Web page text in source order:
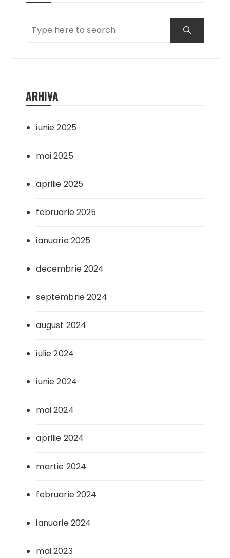
ARHIVA
iunie 2025
mai 2025
aprilie 2025
februarie 2025
ianuarie 2025
decembrie 2024
septembrie 2024
august 2024
iulie 2024
iunie 2024
mai 2024
aprilie 2024
martie 2024
februarie 2024
ianuarie 2024
mai 2023